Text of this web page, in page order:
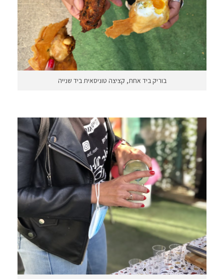
בוריק ביד אחת, קציצה טוניסאית ביד שנייה